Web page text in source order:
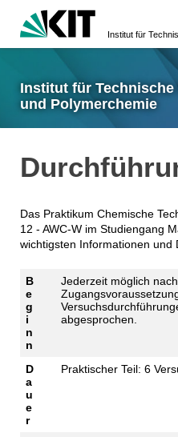
Institut für Technische
und Polymerchemie
Das Praktikum Chemische
12 - AWC-W im Studiengang
wichtigsten Informationen und
B
e
g
i
n
n
Jederzeit möglich
abgesprochen.
D
a
u
e
r
Praktischer Teil: 6